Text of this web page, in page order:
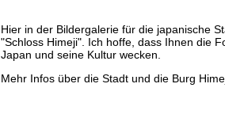
Hier in der Bildergalerie für die japanische
"Schloss Himeji". Ich hoffe, dass Ihnen die
Japan und seine Kultur wecken.
Mehr Infos über die Stadt und die Burg